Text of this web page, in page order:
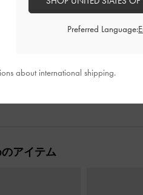
アイテム
Preferred Language:
about international shipping.